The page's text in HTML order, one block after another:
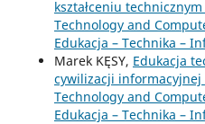
kształceniu technicznym
Technology and
Edukacja – Technika –
Marek KĘSY, Edukacja
cywilizacji informacyjnej
Technology and
Edukacja – Technika –